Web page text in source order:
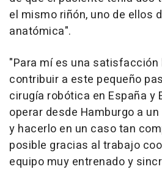
el mismo riñón, uno de ellos
anatómica".
"Para mí es una satisfacción
contribuir a este pequeño
cirugía robótica en España y
operar desde Hamburgo a
y hacerlo en un caso tan
posible gracias al trabajo
equipo muy entrenado y